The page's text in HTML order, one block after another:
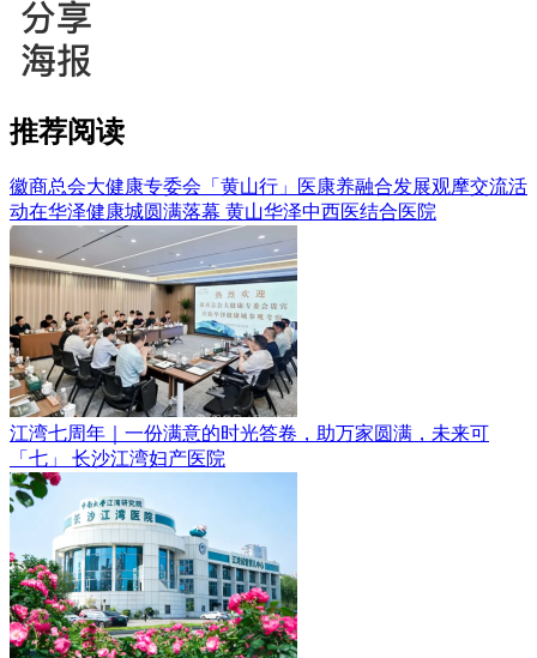
推荐阅读
徽商总会大健康专委会「黄山行」医康养融合发展观摩交流活
动在华泽健康城圆满落幕 黄山华泽中西医结合医院
江湾七周年｜一份满意的时光答卷，助万家圆满，未来可
「七」 长沙江湾妇产医院